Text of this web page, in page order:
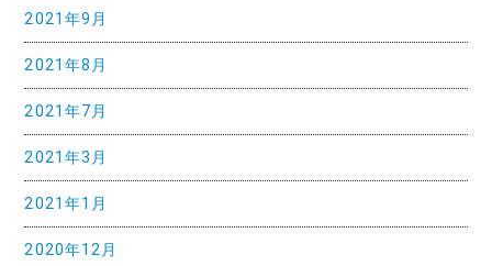
2021年9月
2021年8月
2021年7月
2021年3月
2021年1月
2020年12月